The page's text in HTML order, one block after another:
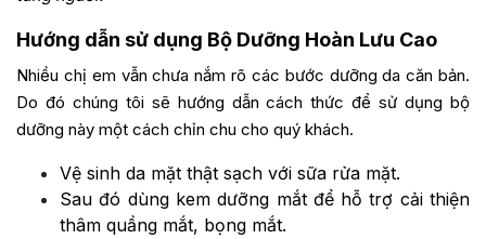
Hướng dẫn sử dụng Bộ Dưỡng Hoàn Lưu Cao
Nhiều chị em vẫn chưa nắm rõ các bước dưỡng da căn bản.
Do đó chúng tôi sẽ hướng dẫn cách thức để sử dụng bộ
dưỡng này một cách chỉn chu cho quý khách.
Vệ sinh da mặt thật sạch với sữa rửa mặt.
Sau đó dùng kem dưỡng mắt để hỗ trợ cải thiện
thâm quầng mắt, bọng mắt.